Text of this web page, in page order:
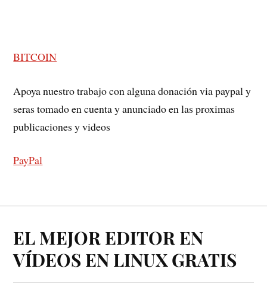
BITCOIN
Apoya nuestro trabajo con alguna donación via paypal y
seras tomado en cuenta y anunciado en las proximas
publicaciones y videos
PayPal
EL MEJOR EDITOR EN
VÍDEOS EN LINUX GRATIS